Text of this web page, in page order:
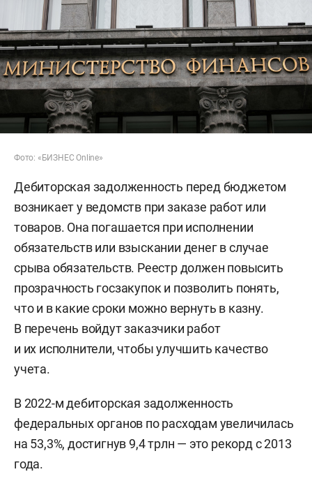
Фото: «БИЗНЕС Online»
Дебиторская задолженность перед бюджетом
возникает у ведомств при заказе работ или
товаров. Она погашается при исполнении
обязательств или взыскании денег в случае
срыва обязательств. Реестр должен повысить
прозрачность госзакупок и позволить понять,
что и в какие сроки можно вернуть в казну.
В перечень войдут заказчики работ
и их исполнители, чтобы улучшить качество
учета.
В 2022-м дебиторская задолженность
федеральных органов по расходам увеличилась
на 53,3%, достигнув 9,4 трлн — это рекорд с 2013
года.